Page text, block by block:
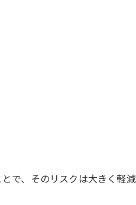
で、そのリスクは大きく軽